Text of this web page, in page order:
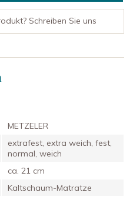
Schreiben Sie uns
METZELER
extrafest, extra weich, fest,
normal, weich
ca. 21 cm
Kaltschaum-Matratze